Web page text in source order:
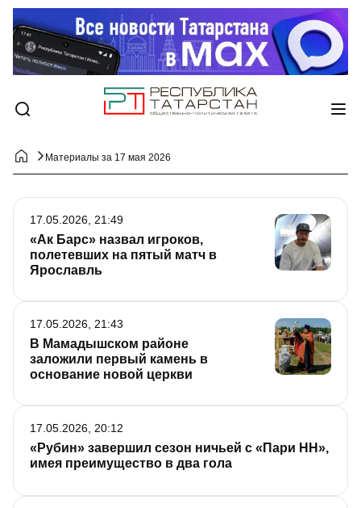
Материалы за 17 мая 2026
«Ак Барс» назвал игроков,
полетевших на пятый матч в
Ярославль
17.05.2026, 21:49
В Мамадышском районе
заложили первый камень в
основание новой церкви
17.05.2026, 21:43
«Рубин» завершил сезон ничьей с «Пари НН»,
имея преимущество в два гола
17.05.2026, 20:12